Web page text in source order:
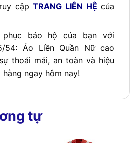
cậpTRANG LIÊN HỆ của
phục bảo hộ của bạn với
54: Áo Liền Quần Nữ cao
thoải mái, an toàn và hiệu
ngay hôm nay!
tự